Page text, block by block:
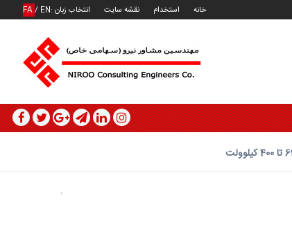
انتخاب زبان : FA/ EN نقشه سایت استخدام خانه